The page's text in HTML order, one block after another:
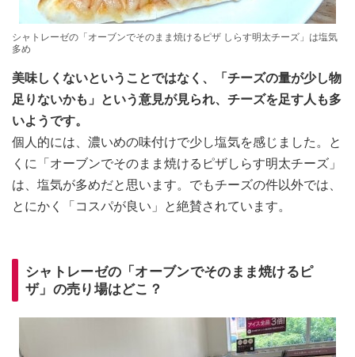
シャトレーゼの「オーブンでそのまま焼けるピザ しらす明太チーズ」は塩気
多め
美味しくないということではなく、「チーズの量が少し物
足りないかも」という意見が見られ、チーズを足す人も多
いようです。
個人的には、濃いめの味付けで少し塩気を感じました。と
くに「オーブンでそのまま焼けるピザしらす明太チーズ」
は、塩気が多めだと思います。でもチーズの件以外では、
とにかく「コスパが良い」と絶賛されています。
シャトレーゼの「オーブンでそのまま焼けるピ
ザ」の売り場はどこ？